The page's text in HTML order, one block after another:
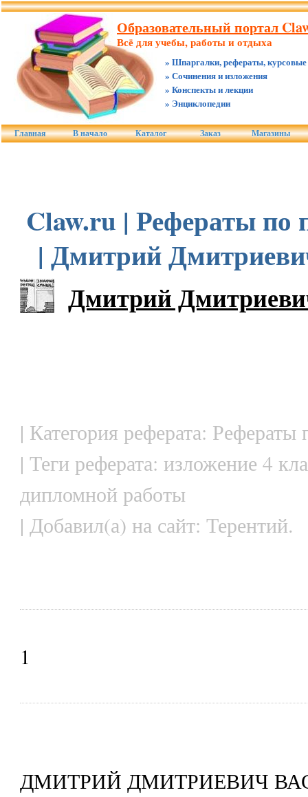
Образовательный портал
Всё для учебы, работы и отдыха
» Шпаргалки, рефераты, курсовые
» Сочинения и изложения
» Конспекты и лекции
» Энциклопедии
Главная В начало Каталог Заказ Магазины
Claw.ru | Рефераты по
| Дмитрий
Дмитрий
| Категория реферата: Рефераты
| Теги реферата: изложение 4
дипломной работы
| Добавил(а) на сайт: Терентий.
1
ДМИТРИЙ ДМИТРИЕВИЧ